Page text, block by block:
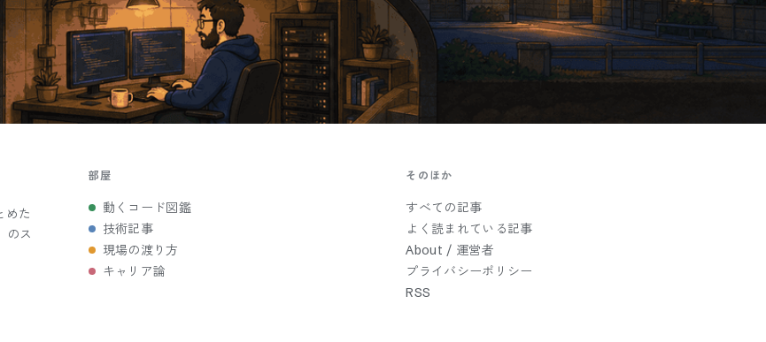
めた
のス
部屋
動くコード図鑑
技術記事
現場の渡り方
キャリア論
そのほか
すべての記事
よく読まれている記事
About / 運営者
プライバシーポリシー
RSS